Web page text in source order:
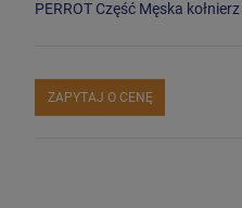
PERROT Część Męska
ZAPYTAJ O CENĘ